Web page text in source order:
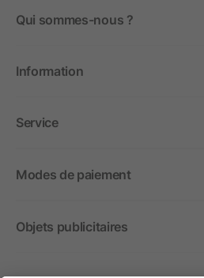
Qui sommes-nous ?
Information
Service
Modes de paiement
Objets publicitaires